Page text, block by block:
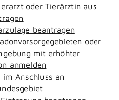
oder Tierärztin aus
beantragen
oder
mit erhöhter
anmelden
Anschluss an